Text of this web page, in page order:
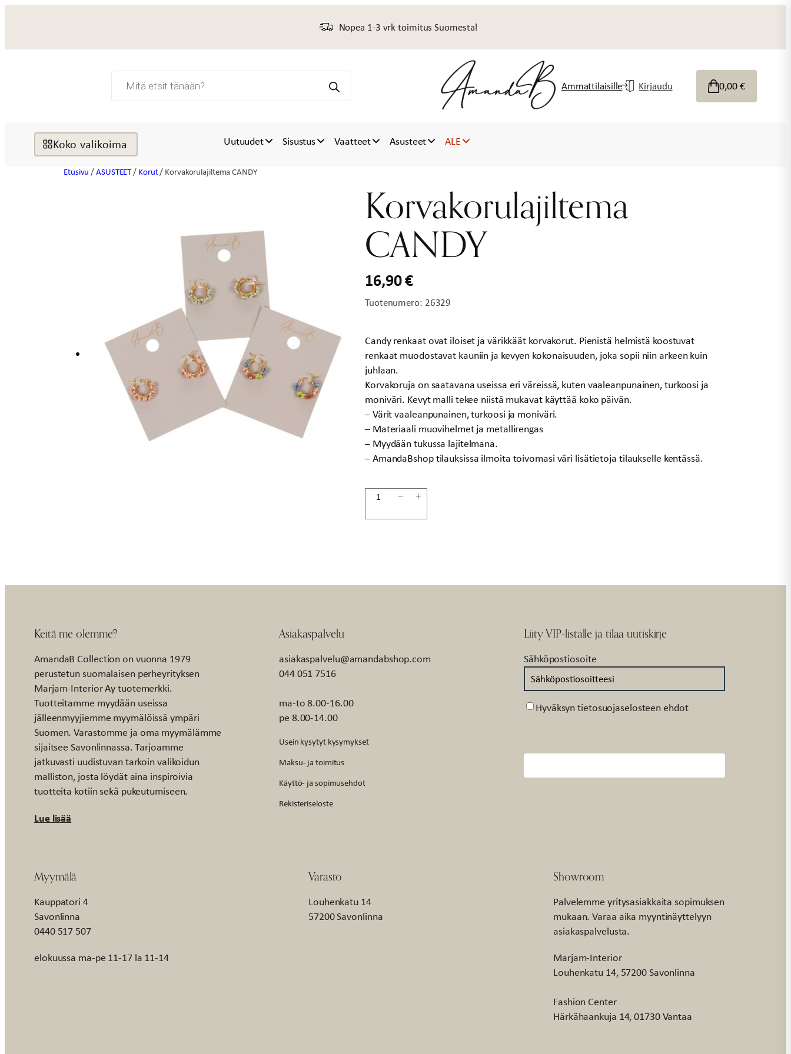
Nopea 1-3 vrk toimitus Suomesta!
search Ammattilaisille Kirjaudu 0,00€
Koko valikoima Uutuudet Sisustus Vaatteet Asusteet ALE
Etusivu /ASUSTEET/ Korut/ Korvakorulajiltema CANDY
Korvakorulajiltema
CANDY
16,90€
Tuotenumero: 26329
Candy renkaat ovat iloiset ja värikkäät korvakorut. Pienistä helmistä koostuvat
renkaat muodostavat kauniin ja kevyen kokonaisuuden, joka sopii niin arkeen kuin
juhlaan.
Korvakoruja on saatavana useissa eri väreissä, kuten vaaleanpunainen, turkoosi ja
moniväri. Kevyt malli tekee niistä mukavat käyttää koko päivän.
– Värit vaaleanpunainen, turkoosi ja moniväri.
– Materiaali muovihelmet ja metallirengas
– Myydään tukussa lajitelmana.
– AmandaBshop tilauksissa ilmoita toivomasi väri lisätietoja tilaukselle kentässä.
Korvakorulajiltema
− +
Keitä me olemme?
AmandaB Collection on vuonna 1979
perustetun suomalaisen perheyrityksen
Marjam-Interior Ay tuotemerkki.
Tuotteitamme myydään useissa
jälleenmyyjiemme myymälöissä ympäri
Suomen. Varastomme ja oma myymälämme
sijaitsee Savonlinnassa. Tarjoamme
jatkuvasti uudistuvan tarkoin valikoidun
malliston, josta löydät aina inspiroivia
tuotteita kotiin sekä pukeutumiseen.
Lue lisää
Asiakaspalvelu
asiakaspalvelu@amandabshop.com
044 051 7516
ma-to 8.00-16.00
pe 8.00-14.00
Usein kysytyt kysymykset
Maksu- ja toimitus
Käyttö- ja sopimusehdot
Rekisteriseloste
Liity VIP-listalle ja tilaa uutiskirje
Sähköpostiosoite
Suostumus
Hyväksyn tietosuojaselosteen ehdot
Myymälä
Kauppatori 4
Savonlinna
0440 517 507
elokuussa ma-pe 11-17 la 11-14
Varasto
Louhenkatu 14
57200 Savonlinna
Showroom
Palvelemme yritysasiakkaita sopimuksen
mukaan. Varaa aika myyntinäyttelyyn
asiakaspalvelusta.
Marjam-Interior
Louhenkatu 14, 57200 Savonlinna
Fashion Center
Härkähaankuja 14, 01730 Vantaa